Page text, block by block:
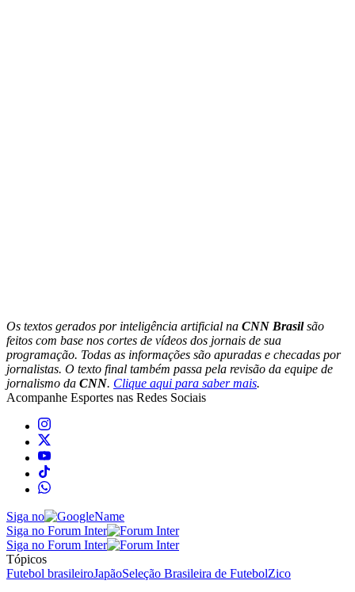
Os textos gerados por inteligência artificial na CNN Brasilsão
feitos com base nos cortes de vídeos dos jornais de sua
programação. Todas as informações são apuradas e checadas por
jornalistas. O texto final também passa pela revisão da equipe de
jornalismo da CNN. Clique aqui para saber mais.
Acompanhe Esportes nas Redes Sociais
Siga no
Siga no Forum Inter
Siga no Forum Inter
Tópicos
Futebol brasileiroJapãoSeleção Brasileira de FutebolZico